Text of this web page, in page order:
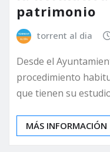
patrimonio
torrent al dia
Desde el
procedimiento
que tienen su
MÁS INFORMACIÓN